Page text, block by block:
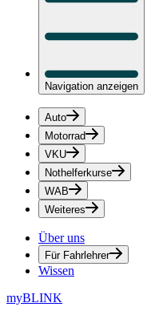
Navigation anzeigen
Auto
Motorrad
VKU
Nothelferkurse
WAB
Weiteres
Über uns
Für Fahrlehrer
Wissen
myBLINK